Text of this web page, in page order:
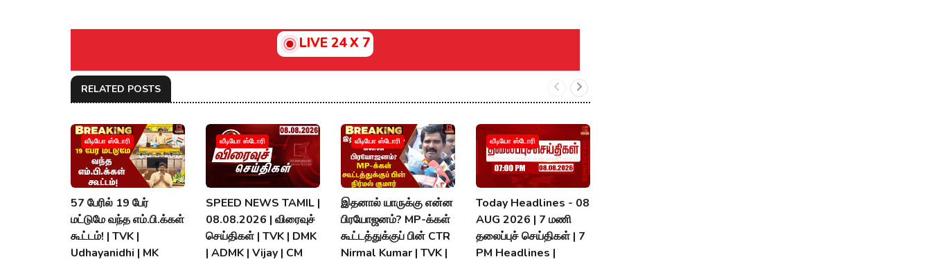
LIVE 24 X 7
RELATED POSTS
வீடியோ ஸ்டோரி
57 பேரில் 19 பேர்
மட்டுமே வந்த எம்.பி.க்கள்
கூட்டம்! | TVK |
Udhayanidhi | MK
வீடியோ ஸ்டோரி
SPEED NEWS TAMIL |
08.08.2026 | விரைவுச்
செய்திகள் | TVK | DMK
| ADMK | Vijay | CM
வீடியோ ஸ்டோரி
இதனால் யாருக்கு என்ன
பிரயோஜனம்? MP-க்கள்
கூட்டத்துக்குப் பின் CTR
Nirmal Kumar | TVK |
வீடியோ ஸ்டோரி
Today Headlines - 08
AUG 2026 | 7 மணி
தலைப்புச் செய்திகள் | 7
PM Headlines |